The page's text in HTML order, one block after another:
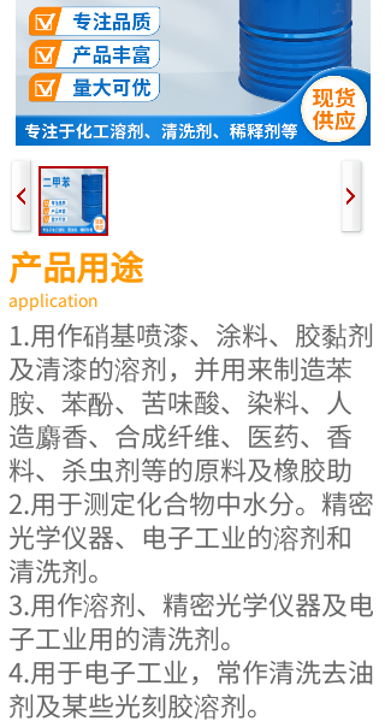
产品用途
application
‌‌‌1.用作硝基喷漆、涂料、胶黏剂
及清漆的溶剂，并用来制造苯
胺、苯酚、苦味酸、染料、人
造麝香、合成纤维、医药、香
料、杀虫剂等的原料及橡胶助
2.用于测定化合物中水分。精密
光学仪器、电子工业的溶剂和
清洗剂。
3.用作溶剂、精密光学仪器及电
子工业用的清洗剂。
4.用于电子工业，常作清洗去油
剂及某些光刻胶溶剂。